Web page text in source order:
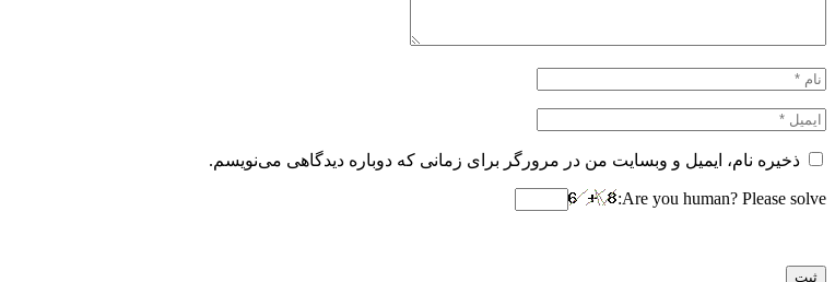
ذخیره نام، ایمیل و وبسایت من در مرورگر برای زمانی که دوباره دیدگاهی می‌نویسم.
Are you human? Please solve: